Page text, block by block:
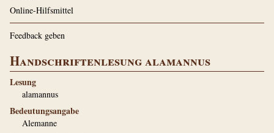
Online-Hilfsmittel
Feedback geben
Handschriftenlesung alamannus
Lesung
alamannus
Bedeutungsangabe
Alemanne